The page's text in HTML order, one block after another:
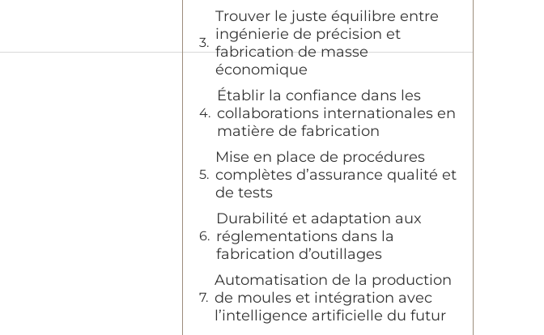
Trouver le juste équilibre entre
ingénierie de précision et
fabrication de masse
économique
Établir la confiance dans les
collaborations internationales en
matière de fabrication
Mise en place de procédures
complètes d’assurance qualité et
de tests
Durabilité et adaptation aux
réglementations dans la
fabrication d’outillages
Automatisation de la production
de moules et intégration avec
l’intelligence artificielle du futur